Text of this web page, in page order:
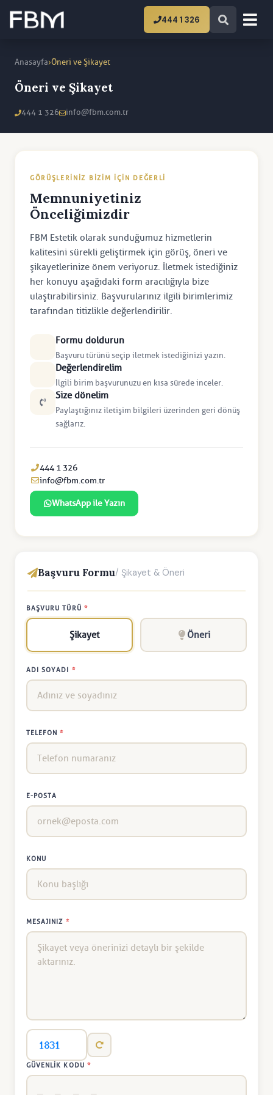
444 1 326
Anasayfa›Öneri ve Şikayet
Öneri ve Şikayet
444 1 326 info@fbm.com.tr
GÖRÜŞLERINIZ BIZIM IÇIN DEĞERLI
Memnuniyetiniz
Önceliğimizdir
FBM Estetik olarak sunduğumuz hizmetlerin
kalitesini sürekli geliştirmek için görüş, öneri ve
şikayetlerinize önem veriyoruz. İletmek istediğiniz
her konuyu aşağıdaki form aracılığıyla bize
ulaştırabilirsiniz. Başvurularınız ilgili birimlerimiz
tarafından titizlikle değerlendirilir.
Formu doldurun
Başvuru türünü seçip iletmek istediğinizi yazın.
Değerlendirelim
İlgili birim başvurunuzu en kısa sürede inceler.
Size dönelim
Paylaştığınız iletişim bilgileri üzerinden geri dönüş
sağlarız.
444 1 326
info@fbm.com.tr
WhatsApp ile Yazın
Başvuru Formu/ Şikayet & Öneri
BAŞVURU TÜRÜ *
Şikayet Öneri
ADI SOYADI *
TELEFON*
E-POSTA
KONU
MESAJINIZ *
GÜVENLIK KODU *